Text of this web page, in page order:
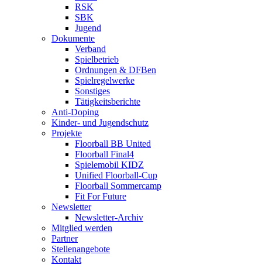
RSK
SBK
Jugend
Dokumente
Verband
Spielbetrieb
Ordnungen & DFBen
Spielregelwerke
Sonstiges
Tätigkeitsberichte
Anti-Doping
Kinder- und Jugendschutz
Projekte
Floorball BB United
Floorball Final4
Spielemobil KIDZ
Unified Floorball-Cup
Floorball Sommercamp
Fit For Future
Newsletter
Newsletter-Archiv
Mitglied werden
Partner
Stellenangebote
Kontakt